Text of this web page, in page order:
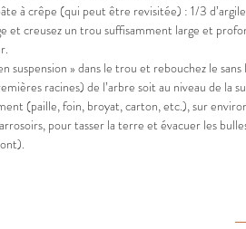
à crêpe (qui peut être revisitée) : 1/3
et creusez un trou suffisamment large et
suspension » dans le trou et rebouchez le
racines) de l’arbre soit au niveau de la
(paille, foin, broyat, carton, etc.), sur
pour tasser la terre et évacuer les